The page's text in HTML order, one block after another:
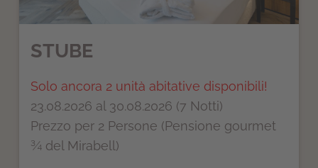
STUBE
Solo ancora 2 unità abitative disponibili!
23.08.2026 al 30.08.2026 (7 Notti)
Prezzo per 2 Persone (Pensione gourmet
¾ del Mirabell)